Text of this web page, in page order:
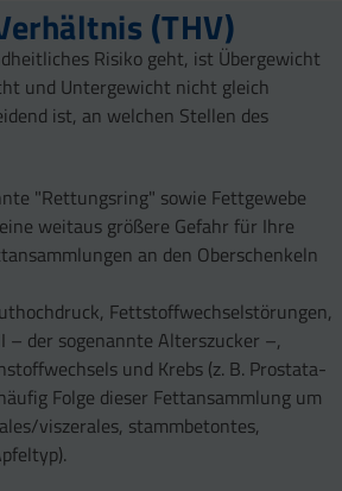
(THV)
Risiko geht, ist Übergewicht
und Untergewicht nicht gleich
ist, an welchen Stellen des
"Rettungsring" sowie Fettgewebe
weitaus größere Gefahr für Ihre
an den Oberschenkeln
Fettstoffwechselstörungen,
– der sogenannte Alterszucker –,
und Krebs (z. B. Prostata-
Folge dieser Fettansammlung um
viszerales, stammbetontes,